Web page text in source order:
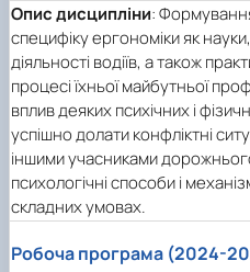
Опис дисципліни:
специфіку ергономіки як
діяльності водіїв, а також
процесі їхньої майбутньої
вплив деяких психічних і
успішно долати конфліктні
іншими учасниками
психологічні способи і
складних умовах.
Робоча програма (2024-